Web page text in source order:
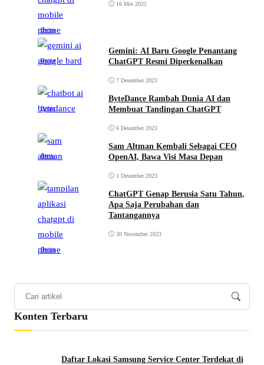
Berita
16 Mei 2025
Berita
Gemini: AI Baru Google Penantang
ChatGPT Resmi Diperkenalkan
7 Desember 2023
Berita
ByteDance Rambah Dunia AI dan
Membuat Tandingan ChatGPT
6 Desember 2023
Berita
Sam Altman Kembali Sebagai CEO
OpenAI, Bawa Visi Masa Depan
1 Desember 2023
Berita
ChatGPT Genap Berusia Satu Tahun,
Apa Saja Perubahan dan
Tantangannya
30 November 2023
Konten Terbaru
Daftar Lokasi Samsung Service Center Terdekat di